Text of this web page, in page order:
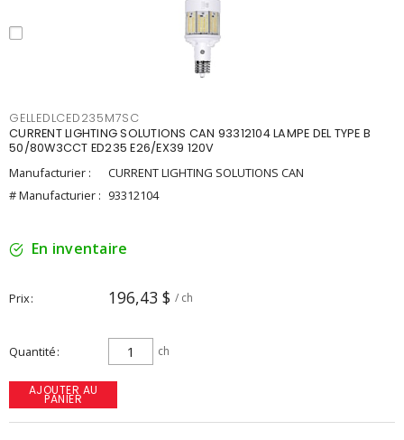
GELLEDLCED235M7SC
CURRENT LIGHTING SOLUTIONS CAN 93312104 LAMPE DEL TYPE B
50/80W3CCT ED235 E26/EX39 120V
Manufacturier :
CURRENT LIGHTING SOLUTIONS CAN
# Manufacturier : 93312104
En inventaire
Prix 196,43 $ / ch
Quantité ch
AJOUTER AU
PANIER